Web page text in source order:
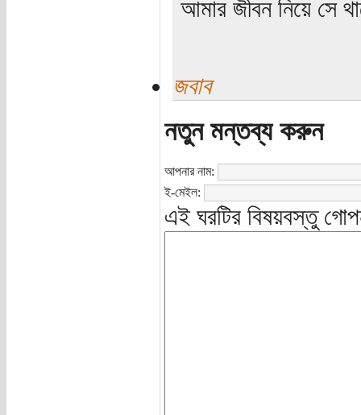
আমার জীবন নিয়ে সে
জবাব
নতুন মন্তব্য করুন
আপনার নাম:
ই-মেইল:
এই ঘরটির বিষয়বস্তু